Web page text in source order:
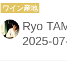
ラスに分かれ
会、ファミリ
層で連夜賑わ
てくれるのが
ゾート」だ。
ち君と一緒に
Ryo